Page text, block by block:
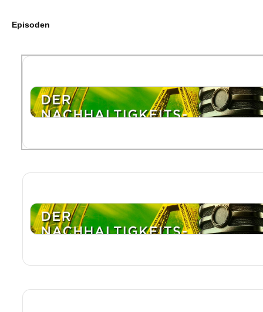
steht für nachhaltige Akustiklösungen aus echter Schafwolle.
Episoden